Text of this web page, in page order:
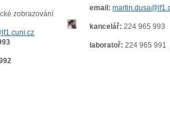
zobrazování
email:
kancelář: 224 965 993
laboratoř: 224 965 991